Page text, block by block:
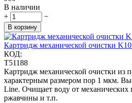
В наличии
+
−
В корзину
Картридж механической очистки
КОД:
T51188
Картридж механической очистки из
характерным размером пор 1 мкм.
Line. Очищает воду от
ржавчины и т.п.